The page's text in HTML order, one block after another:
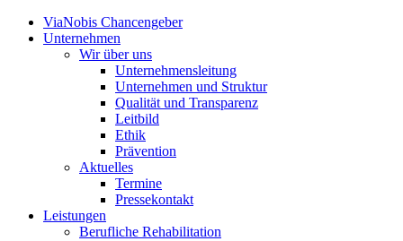
ViaNobis Chancengeber
Unternehmen
Wir über uns
Unternehmensleitung
Unternehmen und Struktur
Qualität und Transparenz
Leitbild
Ethik
Prävention
Aktuelles
Termine
Pressekontakt
Leistungen
Berufliche Rehabilitation